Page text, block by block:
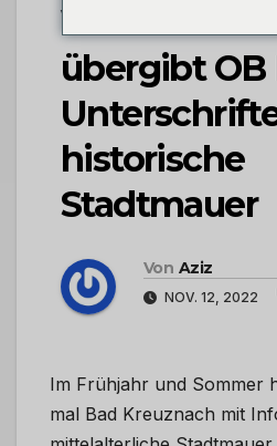
Verein
übergibt OB
historische
Stadtmauer
Von Aziz
NOV. 12, 2022
Im Frühjahr und Sommer
mal Bad Kreuznach mit